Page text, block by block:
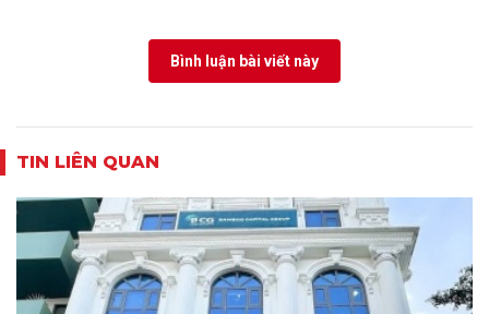
Bình luận bài viết này
TIN LIÊN QUAN